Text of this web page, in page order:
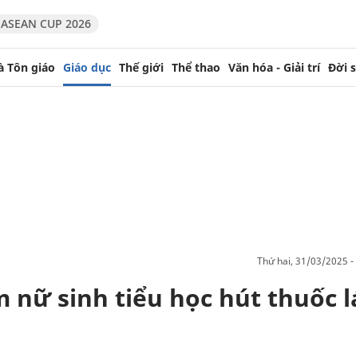
CUP 2026
Tôn giáo Giáo dục Thế giới Thể thao Văn hóa - Giải trí Đời
thứ hai, 31/03/2025
nữ sinh tiểu học hút thuốc